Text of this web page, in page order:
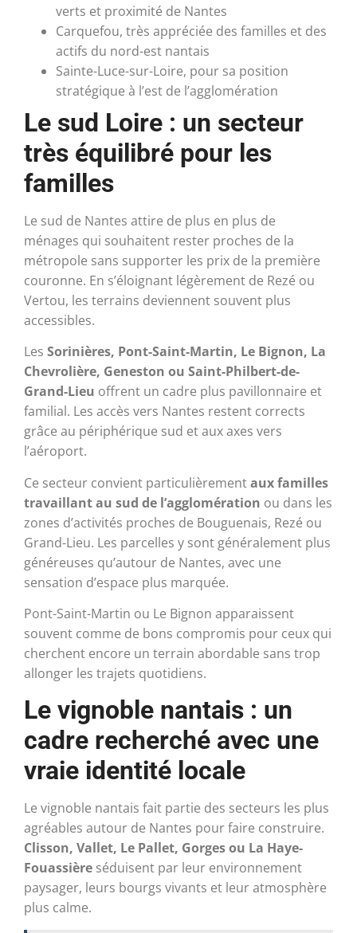
verts et proximité de Nantes
Carquefou, très appréciée des familles et des
actifs du nord-est nantais
Sainte-Luce-sur-Loire, pour sa position
stratégique à l’est de l’agglomération
Le sud Loire : un secteur
très équilibré pour les
familles
Le sud de Nantes attire de plus en plus de
ménages qui souhaitent rester proches de la
métropole sans supporter les prix de la première
couronne. En s’éloignant légèrement de Rezé ou
Vertou, les terrains deviennent souvent plus
accessibles.
Les Sorinières, Pont-Saint-Martin, Le Bignon, La
Chevrolière, Geneston ou Saint-Philbert-de-
Grand-Lieu offrent un cadre plus pavillonnaire et
familial. Les accès vers Nantes restent corrects
grâce au périphérique sud et aux axes vers
l’aéroport.
Ce secteur convient particulièrementaux familles
travaillant au sud de l’agglomération ou dans les
zones d’activités proches de Bouguenais, Rezé ou
Grand-Lieu. Les parcelles y sont généralement plus
généreuses qu’autour de Nantes, avec une
sensation d’espace plus marquée.
Pont-Saint-Martin ou Le Bignon apparaissent
souvent comme de bons compromis pour ceux qui
cherchent encore un terrain abordable sans trop
allonger les trajets quotidiens.
Le vignoble nantais : un
cadre recherché avec une
vraie identité locale
Le vignoble nantais fait partie des secteurs les plus
agréables autour de Nantes pour faire construire.
Clisson, Vallet, Le Pallet, Gorges ou La Haye-
Fouassière séduisent par leur environnement
paysager, leurs bourgs vivants et leur atmosphère
plus calme.